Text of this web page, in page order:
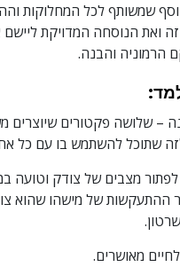
שמשותף לכל המחלוקות
ואת הנוסחה המדויקת ליישם
הרמוניה והבנה.
– שלושה פקטורים שיוצרים
שתוכל להשתמש בו עם כל
מצבים של צודק וטועה
ההתעקשות של מישהו שהוא
מאושרים.